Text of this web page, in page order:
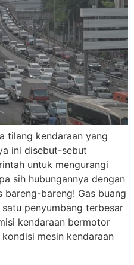
tilang kendaraan yang
ini disebut-sebut
untuk mengurangi
sih hubungannya dengan
bareng-bareng! Gas buang
penyumbang terbesar
kendaraan bermotor
mesin kendaraan